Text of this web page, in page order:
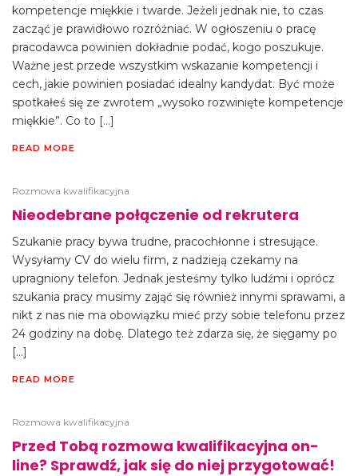
kompetencje miękkie i twarde. Jeżeli jednak nie, to czas
zacząć je prawidłowo rozróżniać. W ogłoszeniu o pracę
pracodawca powinien dokładnie podać, kogo poszukuje.
Ważne jest przede wszystkim wskazanie kompetencji i
cech, jakie powinien posiadać idealny kandydat. Być może
spotkałeś się ze zwrotem „wysoko rozwinięte kompetencje
miękkie”. Co to […]
READ MORE
Rozmowa kwalifikacyjna
Nieodebrane połączenie od rekrutera
Szukanie pracy bywa trudne, pracochłonne i stresujące.
Wysyłamy CV do wielu firm, z nadzieją czekamy na
upragniony telefon. Jednak jesteśmy tylko ludźmi i oprócz
szukania pracy musimy zająć się również innymi sprawami, a
nikt z nas nie ma obowiązku mieć przy sobie telefonu przez
24 godziny na dobę. Dlatego też zdarza się, że sięgamy po
[…]
READ MORE
Rozmowa kwalifikacyjna
Przed Tobą rozmowa kwalifikacyjna on-
line? Sprawdź, jak się do niej przygotować!